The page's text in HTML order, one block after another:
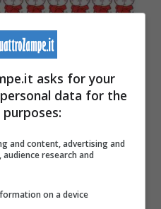
asks for your
data for the
and content, advertising and
research and
on a device